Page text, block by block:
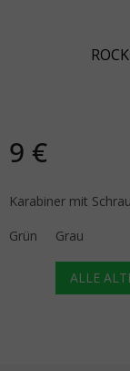
9 €
Karabiner mit
Grün
Grau
ALLE